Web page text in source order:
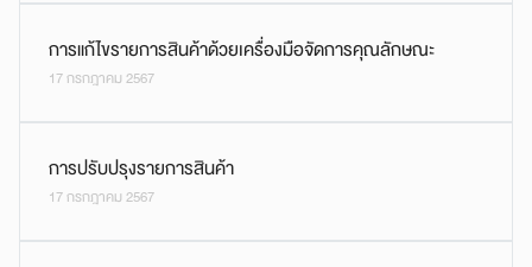
การแก้ไขรายการสินค้าด้วยเครื่องมือจัดการคุณลักษณะ
17 กรกฎาคม 2567
การปรับปรุงรายการสินค้า
17 กรกฎาคม 2567